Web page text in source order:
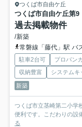
つくば市自由ケ丘
つくば市自由ケ丘第
過去掲載物件
/新築
常磐線「藤代」駅 バス15
駐車2台可 プロパン
収納豊富
システムキ
新築
つくば市立茎崎第二小学
便利です。こだわりの設
る